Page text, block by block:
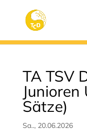
TA TSV
Junioren
Sätze)
Sa.., 20.06.2026